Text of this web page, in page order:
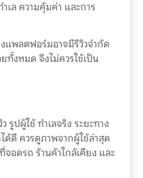
เล ความคุ้มค่า และการ
งแพลตฟอร์มอาจมีรีวิวจำกัด
ทั้งหมด จึงไม่ควรใช้เป็น
รูปผู้ใช้ ทำเลจริง ระยะทาง
ดี ควรดูภาพจากผู้ใช้ล่าสุด
จอดรถ ร้านค้าใกล้เคียง และ